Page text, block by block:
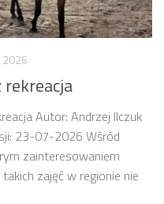
2026
rekreacja
Autor: Andrzej Ilczuk
23-07-2026 Wśród
zainteresowaniem
zajęć w regionie nie